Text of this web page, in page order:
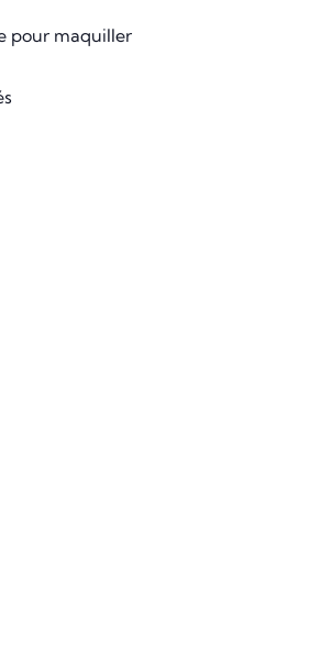
pour maquiller